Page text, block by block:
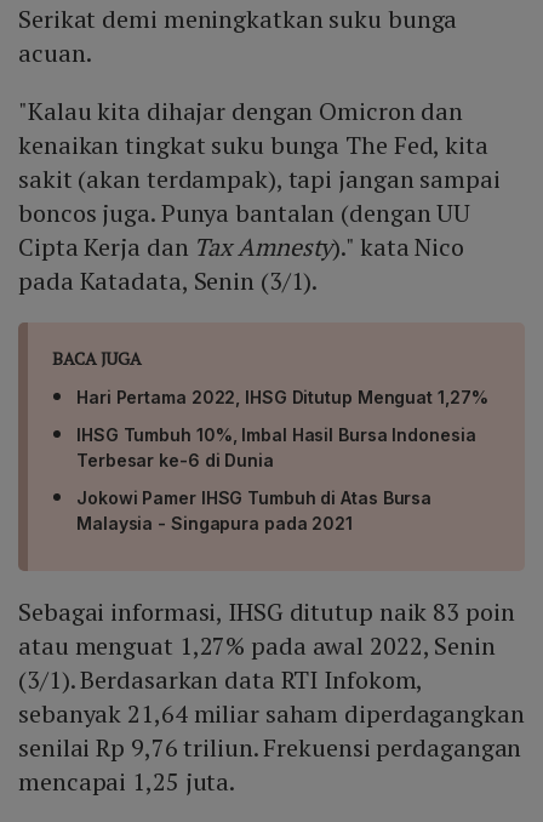
Serikat demi meningkatkan suku bunga
acuan.
"Kalau kita dihajar dengan Omicron dan
kenaikan tingkat suku bunga The Fed, kita
sakit (akan terdampak), tapi jangan sampai
boncos juga. Punya bantalan (dengan UU
Cipta Kerja dan Tax Amnesty)." kata Nico
pada Katadata, Senin (3/1).
BACA JUGA
Hari Pertama 2022, IHSG Ditutup Menguat 1,27%
IHSG Tumbuh 10%, Imbal Hasil Bursa Indonesia
Terbesar ke-6 di Dunia
Jokowi Pamer IHSG Tumbuh di Atas Bursa
Malaysia - Singapura pada 2021
Sebagai informasi, IHSG ditutup naik 83 poin
atau menguat 1,27% pada awal 2022, Senin
(3/1). Berdasarkan data RTI Infokom,
sebanyak 21,64 miliar saham diperdagangkan
senilai Rp 9,76 triliun. Frekuensi perdagangan
mencapai 1,25 juta.